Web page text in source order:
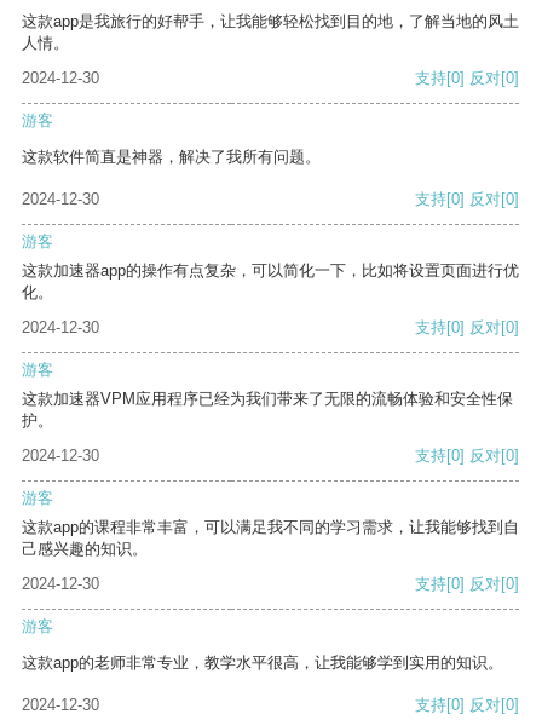
这款app是我旅行的好帮手，让我能够轻松找到目的地，了解当地的风土
人情。
2024-12-30
支持[0] 反对[0]
游客
这款软件简直是神器，解决了我所有问题。
2024-12-30 支持[0] 反对[0]
游客
这款加速器app的操作有点复杂，可以简化一下，比如将设置页面进行优
化。
2024-12-30
支持[0] 反对[0]
游客
这款加速器VPM应用程序已经为我们带来了无限的流畅体验和安全性保
护。
2024-12-30
支持[0] 反对[0]
游客
这款app的课程非常丰富，可以满足我不同的学习需求，让我能够找到自
己感兴趣的知识。
2024-12-30
支持[0] 反对[0]
游客
这款app的老师非常专业，教学水平很高，让我能够学到实用的知识。
2024-12-30 支持[0] 反对[0]